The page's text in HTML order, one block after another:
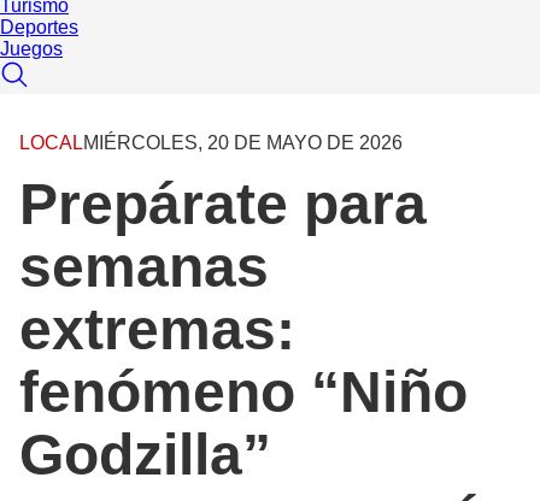
Turismo
Deportes
Juegos
LOCALMIÉRCOLES, 20 DE MAYO DE 2026
Prepárate para
semanas
extremas:
fenómeno “Niño
Godzilla”